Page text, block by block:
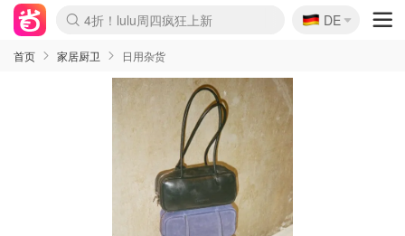
Boticinal 夏促开抢！
4折！lulu周四疯狂上新
还没结束！&OtherStories大促
Joybuy变相75折 随时失效
速领！Stanley独家85折
疑似霸哥！Camper额外叠85折
Zalando 奥莱闪促！每日更新
Moncler反季囤！5折起+叠9折
Coach Brooklyn仅€192
🇩🇪
DE
首页 家居厨卫 日用杂货